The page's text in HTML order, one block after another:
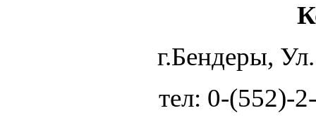
г.Бендеры,
тел: 0-(552)-